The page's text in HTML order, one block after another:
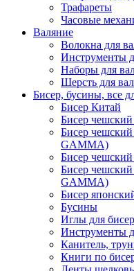
Трафареты
Часовые
Валяние
Волокна для
Инструменты
Наборы для
Шерсть для
Бисер, бусины, все
Бисер Китай
Бисер
Бисер
GAMMA)
Бисер
Бисер
GAMMA)
Бисер
Бусины
Иглы для
Инструменты
Канитель,
Книги по